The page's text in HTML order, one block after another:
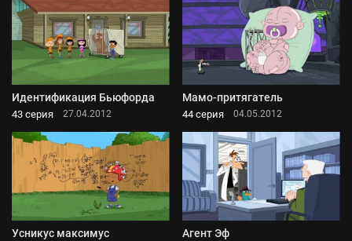
Идентификация Бьюфорда
43 серия 27.04.2012
Мамо-притягатель
44 серия 04.05.2012
Усникус максимус Агент Эф